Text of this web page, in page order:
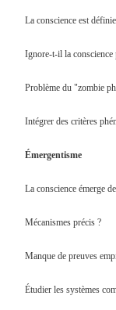
La conscience est
Ignore-t-il la conscience
Problème du "zombie
Intégrer des critères
Émergentisme
La conscience émerge
Mécanismes précis ?
Manque de preuves
Étudier les systèmes